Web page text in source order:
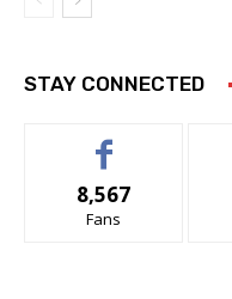
STAY CONNECTED
8,567
Fans